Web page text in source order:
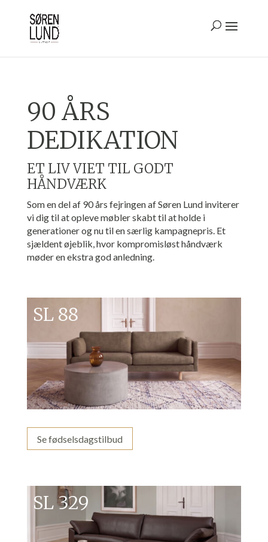
90 ÅRS
DEDIKATION
ET LIV VIET TIL GODT
HÅNDVÆRK
Som en del af 90 års fejringen af Søren Lund inviterer
vi dig til at opleve møbler skabt til at holde i
generationer og nu til en særlig kampagnepris. Et
sjældent øjeblik, hvor kompromisløst håndværk
møder en ekstra god anledning.
Se fødselsdagstilbud
SL 88
SL 329